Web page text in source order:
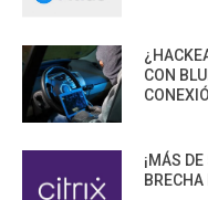
CON
¡MÁS
BRECHA